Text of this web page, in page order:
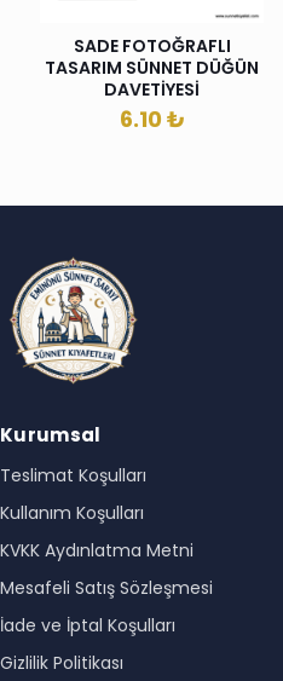
SADE FOTOĞRAFLI
TASARIM SÜNNET DÜĞÜN
DAVETİYESİ
6.10₺
Kurumsal
Teslimat Koşulları
Kullanım Koşulları
KVKK Aydınlatma Metni
Mesafeli Satış Sözleşmesi
İade ve İptal Koşulları
Gizlilik Politikası